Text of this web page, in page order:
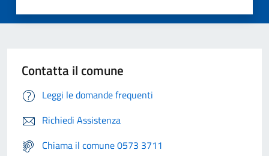
Contatta il comune
Leggi le domande frequenti
Richiedi Assistenza
Chiama il comune 0573 3711